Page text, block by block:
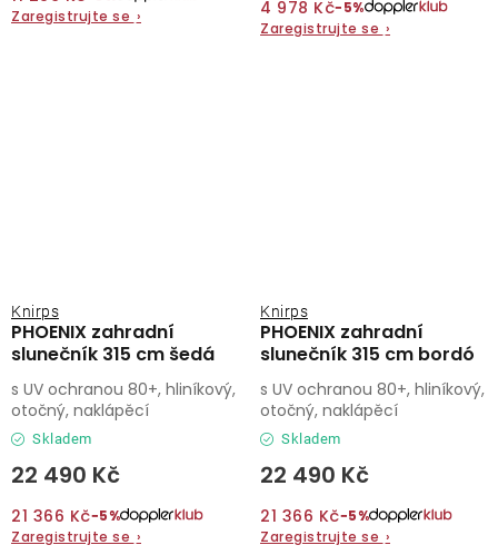
Zaregistrujte se › 4 978 Kč−5%
Zaregistrujte se ›
PHOENIX zahradní
slunečník 315 cm šedá
Knirps
Skladem
22 490 Kč
21 366 Kč−5%
Zaregistrujte se ›
s UV ochranou 80+, hliníkový,
otočný, naklápěcí
PHOENIX zahradní
slunečník 315 cm bordó
Knirps
Skladem
22 490 Kč
21 366 Kč−5%
Zaregistrujte se ›
s UV ochranou 80+, hliníkový,
otočný, naklápěcí